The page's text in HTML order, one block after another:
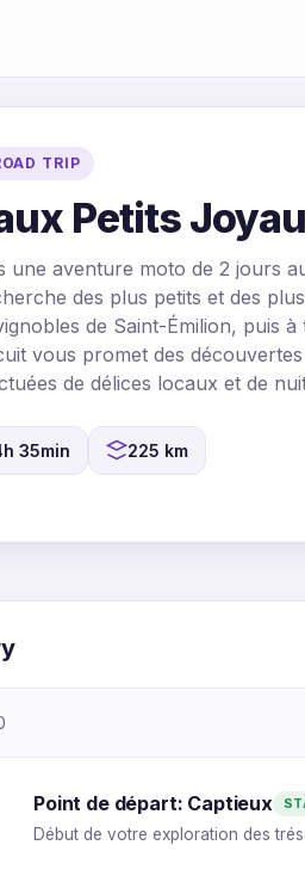
TRIP
Petits
une aventure moto de 2 jours
des plus petits et des
de Saint-Émilion, puis
vous promet des
de délices locaux et de
35min 225 km
Point de départ: Captieux
Début de votre exploration des